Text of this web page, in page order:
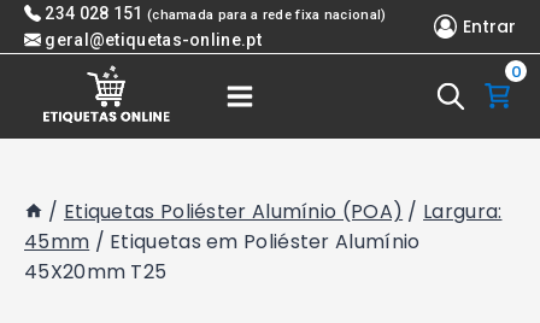
Skip 234 028 151 (chamada para a rede fixa nacional)
geral@etiquetas-online.pt
Entrar
0
/ Etiquetas Poliéster Alumínio (POA) / Largura:
45mm / Etiquetas em Poliéster Alumínio
45X20mm T25